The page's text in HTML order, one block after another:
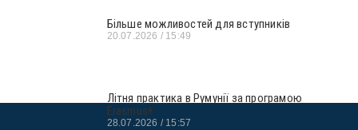
Більше можливостей для вступників
20.07.2026 15:49
Літня практика в Румунії за програмою
Erasmus+
28.07.2026 15:57